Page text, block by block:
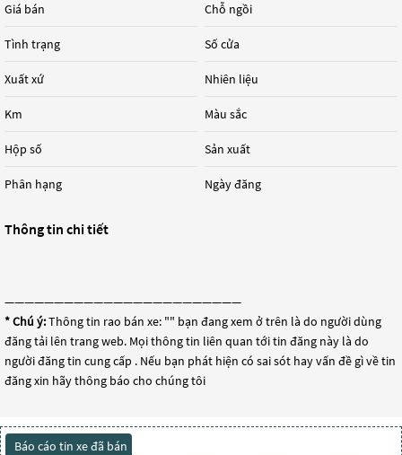
Giá bán
Tình trạng
Xuất xứ
Km
Hộp số
Phân hạng
Chỗ ngồi
Số cửa
Nhiên liệu
Màu sắc
Sản xuất
Ngày đăng
Thông tin chi tiết
————————————————————————
* Chú ý:Thông tin rao bán xe: "" bạn đang xem ở trên là do người dùng
đăng tải lên trang web. Mọi thông tin liên quan tới tin đăng này là do
người đăng tin cung cấp . Nếu bạn phát hiện có sai sót hay vấn đề gì về tin
đăng xin hãy thông báo cho chúng tôi
Báo cáo tin xe đã bán